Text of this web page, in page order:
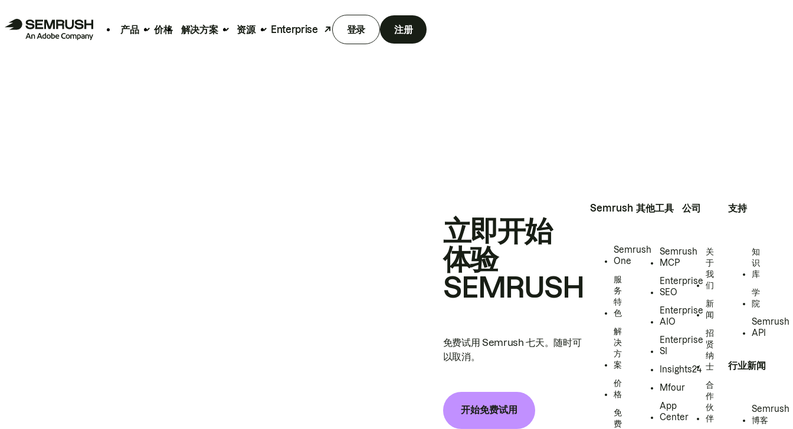
产品 价格 解决方案 资源 Enterprise 登录 注册
立即开始
体验
SEMRUSH
免费试用 Semrush 七天。随时可
以取消。
开始免费试用
Semrush
Semrush
One
服
务
特
色
解
决
方
案
价
格
免
费
其他工具
Semrush
MCP
Enterprise
SEO
Enterprise
AIO
Enterprise
SI
Insights24
Mfour
App
Center
公司
关
于
我
们
新
闻
招
贤
纳
士
合
作
伙
伴
支持
知
识
库
学
院
Semrush
API
行业新闻
Semrush
博客